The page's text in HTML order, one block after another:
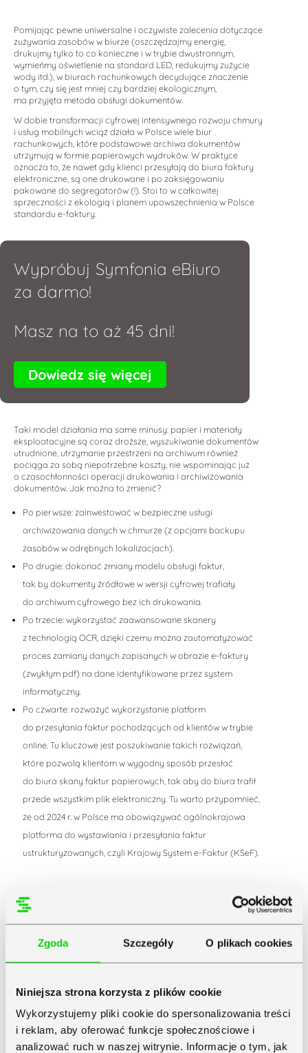
Zgoda Szczegóły O plikach cookies
Niniejsza strona korzysta z plików cookie
Wykorzystujemy pliki cookie do spersonalizowania treści
i reklam, aby oferować funkcje społecznościowe i
analizować ruch w naszej witrynie. Informacje o tym, jak
Pomijając pewne uniwersalne i oczywiste zalecenia dotyczące
zużywania zasobów w biurze (oszczędzajmy energię,
drukujmy tylko to co konieczne i w trybie dwustronnym,
wymieńmy oświetlenie na standard LED, redukujmy zużycie
wody itd.), w biurach rachunkowych decydujące znaczenie
o tym, czy się jest mniej czy bardziej ekologicznym,
ma przyjęta metoda obsługi dokumentów.
W dobie transformacji cyfrowej intensywnego rozwoju chmury
i usług mobilnych wciąż działa w Polsce wiele biur
rachunkowych, które podstawowe archiwa dokumentów
utrzymują w formie papierowych wydruków. W praktyce
oznacza to, że nawet gdy klienci przesyłają do biura faktury
elektroniczne, są one drukowane i po zaksięgowaniu
pakowane do segregatorów (!). Stoi to w całkowitej
sprzeczności z ekologią i planem upowszechnienia w Polsce
standardu e-faktury.
Wypróbuj Symfonia eBiuro
za darmo!
Masz na to aż 45 dni!
Dowiedz się więcej
Taki model działania ma same minusy: papier i materiały
eksploatacyjne są coraz droższe, wyszukiwanie dokumentów
utrudnione, utrzymanie przestrzeni na archiwum również
pociąga za sobą niepotrzebne koszty, nie wspominając już
o czasochłonności operacji drukowania i archiwizowania
dokumentów. Jak można to zmienić?
Po pierwsze: zainwestować w bezpieczne usługi
archiwizowania danych w chmurze (z opcjami backupu
zasobów w odrębnych lokalizacjach).
Po drugie: dokonać zmiany modelu obsługi faktur,
tak by dokumenty źródłowe w wersji cyfrowej trafiały
do archiwum cyfrowego bez ich drukowania.
Po trzecie: wykorzystać zaawansowane skanery
z technologią OCR, dzięki czemu można zautomatyzować
proces zamiany danych zapisanych w obrazie e-faktury
(zwykłym pdf) na dane identyfikowane przez system
informatyczny.
Po czwarte: rozważyć wykorzystanie platform
do przesyłania faktur pochodzących od klientów w trybie
online. Tu kluczowe jest poszukiwanie takich rozwiązań,
które pozwolą klientom w wygodny sposób przesłać
do biura skany faktur papierowych, tak aby do biura trafił
przede wszystkim plik elektroniczny. Tu warto przypomnieć,
że od 2024 r. w Polsce ma obowiązywać ogólnokrajowa
platforma do wystawiania i przesyłania faktur
ustrukturyzowanych, czyli Krajowy System e-Faktur (KSeF).
Tryb Eko w biurze rachunkowym oznacza w dużej mierze
migrację z tradycyjnego modelu obsługi klientów do modelu
online. Charakteryzuje się to odejściem od obsługi
bezpośredniej (klienci nie wizytują biura, nie przywożą
dokumentów, nie jeździ się też do nich po faktury) na rzecz
obsługi zdalnej z silnym akcentem na całkowite
papierowych oraz wykorzystanie usług z chmury. Jeżeli biuro
rachunkowe działa w tradycyjnym modelu bazując
na papierowym archiwum, wszelkie inne działania
proekologiczne mają drugorzędne znaczenie.